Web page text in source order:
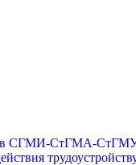
СГМИ-СтГМА-